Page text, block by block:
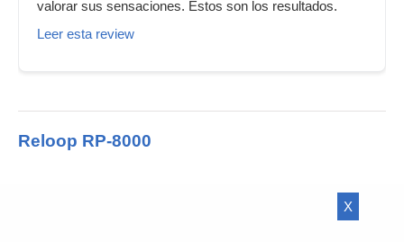
valorar sus sensaciones. Estos son los resultados.
Leer esta review
Reloop RP-8000
X